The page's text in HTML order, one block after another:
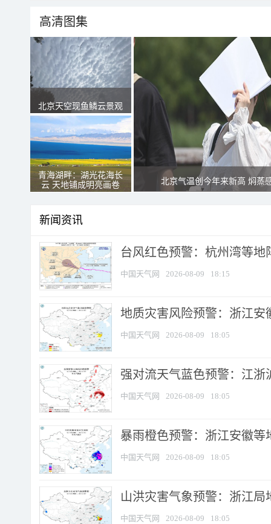
高清图集
北京天空现鱼鳞云景观
青海湖畔：湖光花海长
云 天地铺成明亮画卷
北京气温创今年来新高 焖蒸
新闻资讯
台风红色预警：杭州湾等地
中国天气网 2026-08-09 18:15
地质灾害风险预警：浙江安
中国天气网 2026-08-09 18:05
强对流天气蓝色预警：江浙
中国天气网 2026-08-09 18:05
暴雨橙色预警：浙江安徽等
中国天气网 2026-08-09 18:05
山洪灾害气象预警：浙江
中国天气网 2026-08-09 18:05